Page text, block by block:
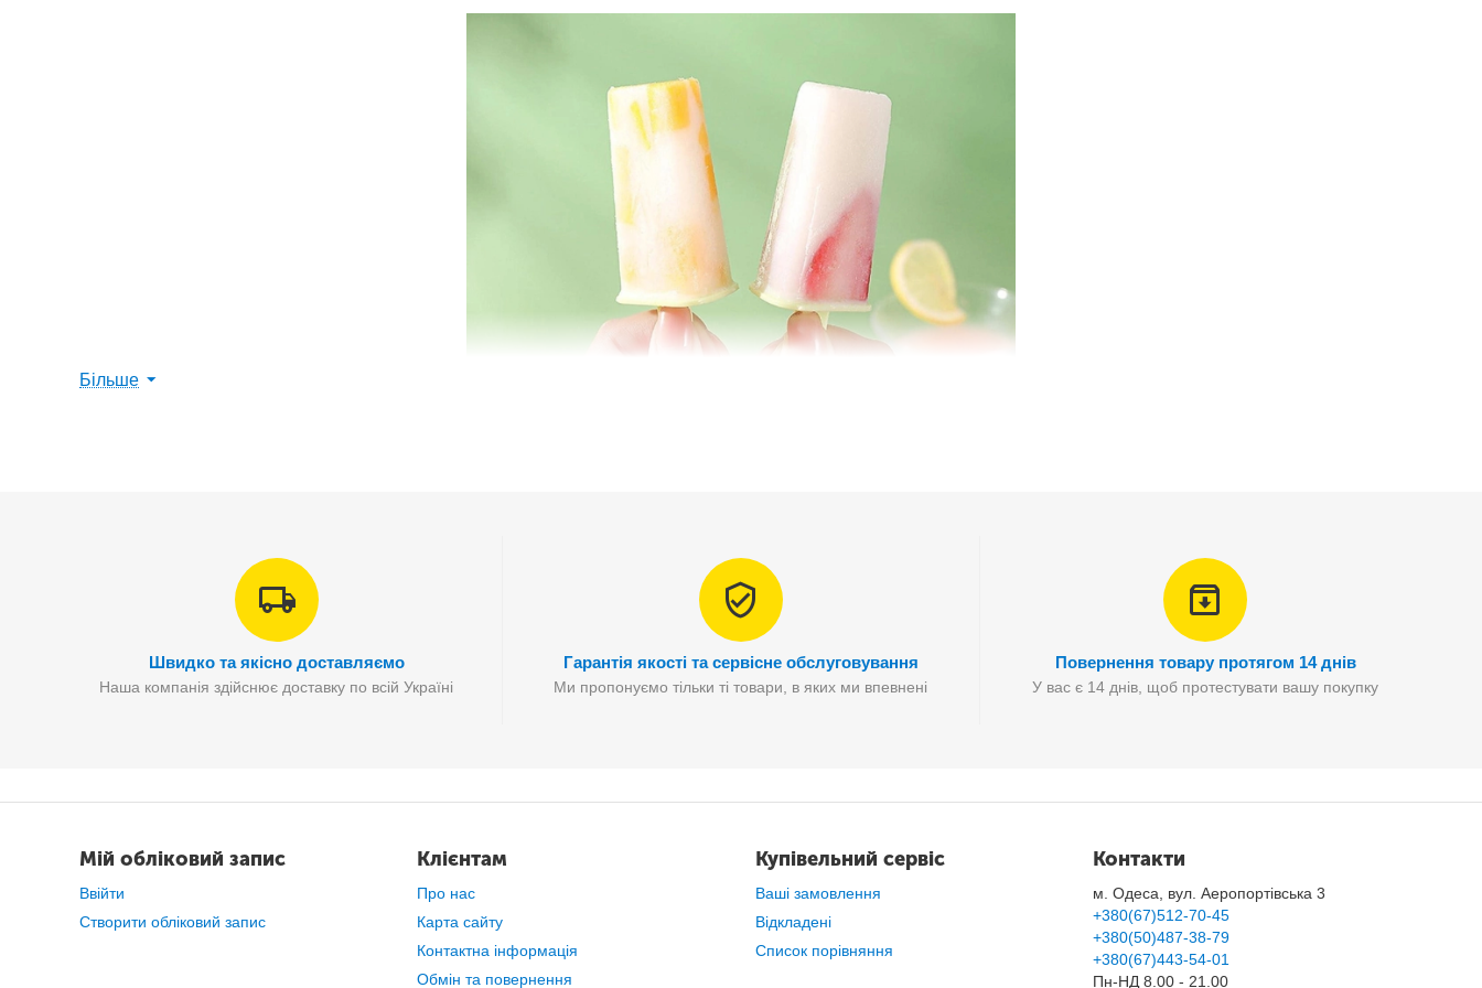
розрахованих на стандартну порцію морозива
Більше
Швидко та якісно доставляємо
Наша компанія здійснює доставку по всій Україні
Гарантія якості та сервісне обслуговування
Ми пропонуємо тільки ті товари, в яких ми впевнені
Повернення товару протягом 14 днів
У вас є 14 днів, щоб протестувати вашу покупку
Мій обліковий запис
Ввійти
Створити обліковий запис
Клієнтам
Про нас
Карта сайту
Контактна інформація
Обмін та повернення
Купівельний сервіс
Ваші замовлення
Відкладені
Список порівняння
Контакти
м. Одеса, вул. Аеропортівська 3
+380(67)512-70-45
+380(50)487-38-79
+380(67)443-54-01
Пн-НД 8.00 - 21.00